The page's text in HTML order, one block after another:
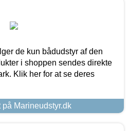
de kun bådudstyr af den
i shoppen sendes direkte
Klik her for at se deres
Marineudstyr.dk